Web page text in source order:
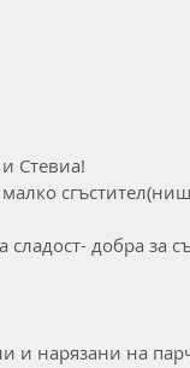
и Стевиа!
сладост- добра за
и нарязани на